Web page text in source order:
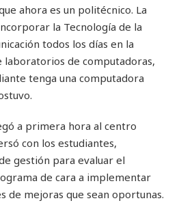
ahora es un politécnico. La
la Tecnología de la
todos los días en la
laboratorios de computadoras,
tenga una computadora
a primera hora al centro
con los estudiantes,
gestión para evaluar el
de cara a implementar
de mejoras que sean oportunas.